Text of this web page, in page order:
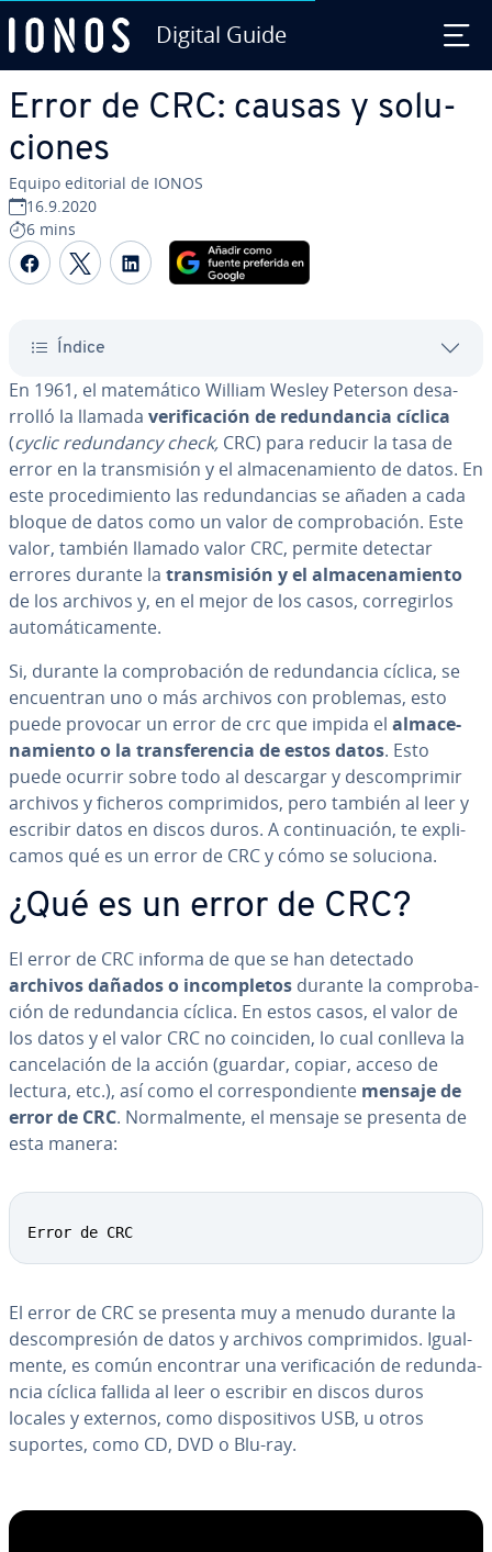
Digital Guide
Error de CRC: causas y so­lu­
cio­nes
Equipo editorial de IONOS
16.9.2020
6 mins
Compartir Facebook
Compartir Twitter
Compartir LinkedIn
Índice
En 1961, el ma­te­má­ti­co William Wesley Peterson de­sa­
rro­lló la llamada ve­ri­fi­ca­ción de re­du­n­da­n­cia cíclica
(cyclic re­du­n­da­n­cy check, CRC) para reducir la tasa de
error en la tra­n­s­mi­sión y el al­ma­ce­na­mie­n­to de datos. En
este pro­ce­di­mie­n­to las re­du­n­da­n­cias se añaden a cada
bloque de datos como un valor de co­m­pro­ba­ción. Este
valor, también llamado valor CRC, permite detectar
errores durante la tra­n­s­mi­sión y el al­ma­ce­na­mie­n­to
de los archivos y, en el mejor de los casos, co­rre­gi­r­los
au­to­má­ti­ca­me­n­te.
Si, durante la co­m­pro­ba­ción de re­du­n­da­n­cia cíclica, se
en­cue­n­tran uno o más archivos con problemas, esto
puede provocar un error de crc que impida el al­ma­ce­
na­mie­n­to o la tra­n­s­fe­re­n­cia de estos datos. Esto
puede ocurrir sobre todo al descargar y de­s­co­m­pri­mir
archivos y ficheros co­m­pri­mi­dos, pero también al leer y
escribir datos en discos duros. A co­n­ti­nua­ción, te ex­pli­
ca­mos qué es un error de CRC y cómo se soluciona.
¿Qué es un error de CRC?
El error de CRC informa de que se han detectado
archivos dañados o in­co­m­ple­tos durante la co­m­pro­ba­
ción de re­du­n­da­n­cia cíclica. En estos casos, el valor de
los datos y el valor CRC no coinciden, lo cual conlleva la
ca­n­ce­la­ción de la acción (guardar, copiar, acceso de
lectura, etc.), así como el co­rre­s­po­n­die­n­te mensaje de
error de CRC. No­r­ma­l­me­n­te, el mensaje se presenta de
esta manera:
Error de CRC
El error de CRC se presenta muy a menudo durante la
de­s­co­m­pre­sión de datos y archivos co­m­pri­mi­dos. Igua­l­
me­n­te, es común encontrar una ve­ri­fi­ca­ción de re­du­n­da­
n­cia cíclica fallida al leer o escribir en discos duros
locales y externos, como di­s­po­si­ti­vos USB, u otros
suportes, como CD, DVD o Blu-ray.